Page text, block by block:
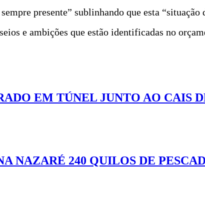
presente” sublinhando que esta
e ambições que estão identificadas no
EM TÚNEL JUNTO AO CAIS
NAZARÉ 240 QUILOS DE